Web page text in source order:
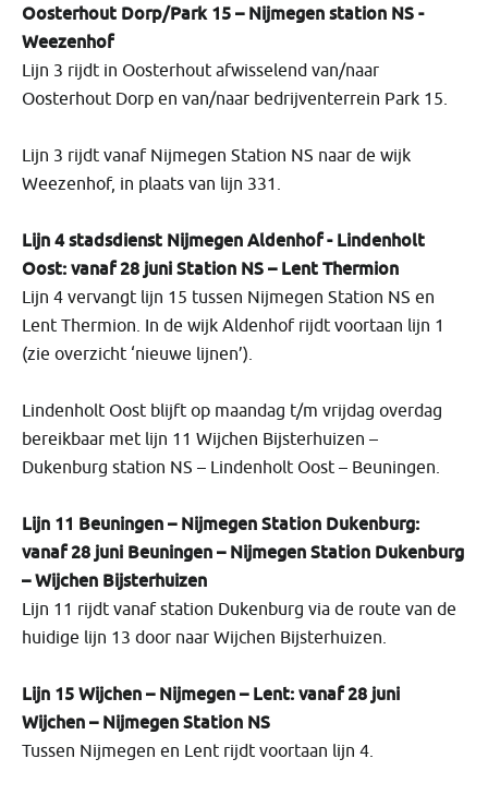
Oosterhout Dorp/Park 15 – Nijmegen station NS -
Weezenhof
Lijn 3 rijdt in Oosterhout afwisselend van/naar
Oosterhout Dorp en van/naar bedrijventerrein Park 15.
Lijn 3 rijdt vanaf Nijmegen Station NS naar de wijk
Weezenhof, in plaats van lijn 331.
Lijn 4 stadsdienst Nijmegen Aldenhof - Lindenholt
Oost: vanaf 28 juni Station NS – Lent Thermion
Lijn 4 vervangt lijn 15 tussen Nijmegen Station NS en
Lent Thermion. In de wijk Aldenhof rijdt voortaan lijn 1
(zie overzicht ‘nieuwe lijnen’).
Lindenholt Oost blijft op maandag t/m vrijdag overdag
bereikbaar met lijn 11 Wijchen Bijsterhuizen –
Dukenburg station NS – Lindenholt Oost – Beuningen.
Lijn 11 Beuningen – Nijmegen Station Dukenburg:
vanaf 28 juni Beuningen – Nijmegen Station Dukenburg
– Wijchen Bijsterhuizen
Lijn 11 rijdt vanaf station Dukenburg via de route van de
huidige lijn 13 door naar Wijchen Bijsterhuizen.
Lijn 15 Wijchen – Nijmegen – Lent: vanaf 28 juni
Wijchen – Nijmegen Station NS
Tussen Nijmegen en Lent rijdt voortaan lijn 4.